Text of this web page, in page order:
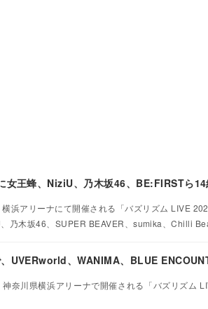
女王蜂、NiziU、乃木坂46、BE:FIRSTら14
浜アリーナにて開催される「バズリズム LIVE
乃木坂46、SUPER BEAVER、sumika、Chilli
UVERworld、WANIMA、BLUE
奈川県横浜アリーナで開催される「バズリズム